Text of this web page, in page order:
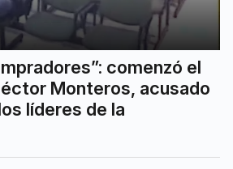
comenzó el
Monteros, acusado
líderes de la